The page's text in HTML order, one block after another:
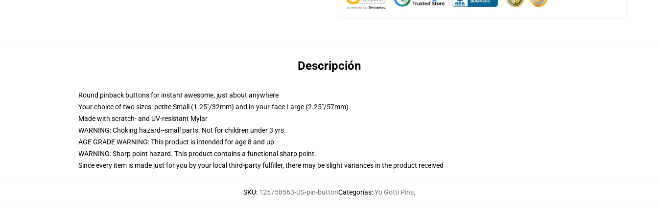
Descripción
Round pinback buttons for instant awesome, just about anywhere
Your choice of two sizes: petite Small (1.25"/32mm) and in-your-face Large (2.25"/57mm)
Made with scratch- and UV-resistant Mylar
WARNING: Choking hazard--small parts. Not for children under 3 yrs.
AGE GRADE WARNING: This product is intended for age 8 and up.
WARNING: Sharp point hazard. This product contains a functional sharp point.
Since every item is made just for you by your local third-party fulfiller, there may be slight variances in the product received
SKU: 125758563-US-pin-buttonCategorías:Yo Gotti Pins,